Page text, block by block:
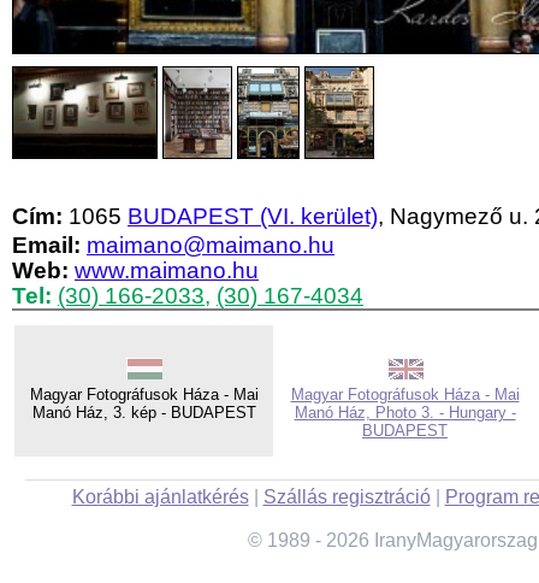
Cím: 1065 BUDAPEST (VI. kerület), Nagymező u.
Email: maimano@maimano.hu
Web: www.maimano.hu
Tel: (30) 166-2033, (30) 167-4034
Magyar Fotográfusok Háza - Mai
Manó Ház, 3. kép - BUDAPEST
Magyar Fotográfusok Háza - Mai
Manó Ház, Photo 3. - Hungary -
BUDAPEST
Korábbi ajánlatkérés| Szállás regisztráció| Program
© 1989 - 2026